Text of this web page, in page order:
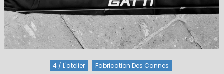
4 / L'atelier Fabrication Des Cannes